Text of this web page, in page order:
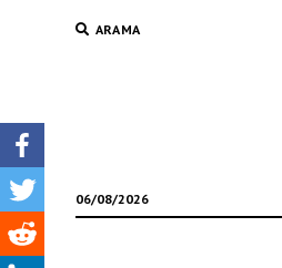
ARAMA
06/08/2026